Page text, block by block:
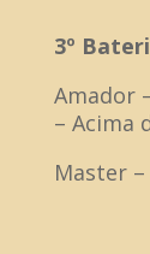
3º
Amador
– Acima
Master